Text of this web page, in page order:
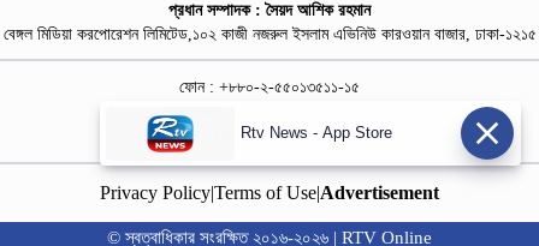
প্রধান সম্পাদক : সৈয়দ আশিক রহমান
বেঙ্গল মিডিয়া করপোরেশন লিমিটেড,১০২ কাজী নজরুল ইসলাম এভিনিউ কারওয়ান বাজার, ঢাকা-১২১৫
ফোন : +৮৮০-২-৫৫০১৩৫১১-১৫
নিউজ রুম : +৮৮০-১৮৭৮১৮৪৩৬৯-৭০
বিজ্ঞাপন :
rtvdigitalad@gmail.com
Privacy Policy|Terms of Use|Advertisement
© স্বত্বাধিকার সংরক্ষিত ২০১৬-২০২৬ | RTV Online
Rtv News - App Store